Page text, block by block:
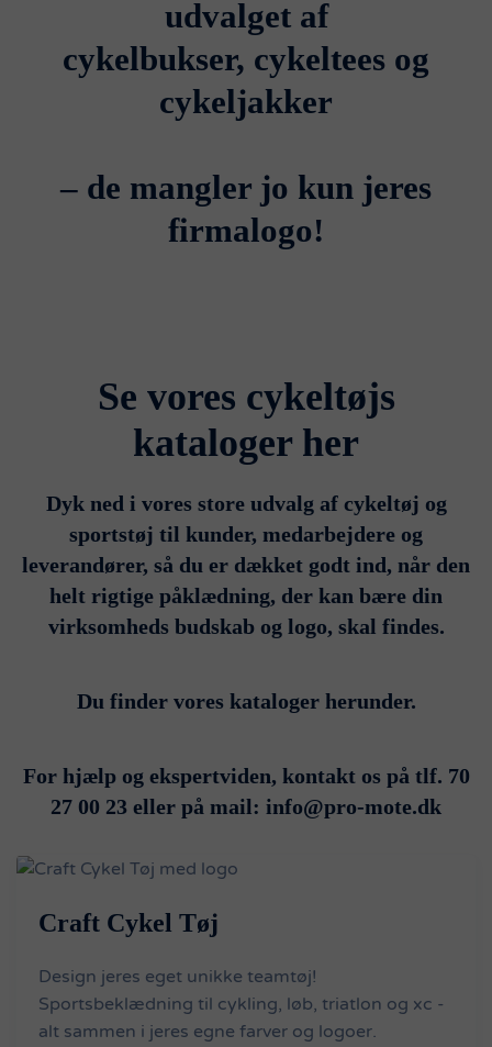
udvalget af
cykelbukser, cykeltees og
cykeljakker
– de mangler jo kun jeres
firmalogo!
Se vores cykeltøjs
kataloger her
Dyk ned i vores store udvalg af cykeltøj og
sportstøj til kunder, medarbejdere og
leverandører, så du er dækket godt ind, når den
helt rigtige påklædning, der kan bære din
virksomheds budskab og logo, skal findes.
Du finder vores kataloger herunder.
For hjælp og ekspertviden, kontakt os på tlf. 70
27 00 23 eller på mail: info@pro-mote.dk
Craft Cykel Tøj
Design jeres eget unikke teamtøj!
Sportsbeklædning til cykling, løb, triatlon og xc -
alt sammen i jeres egne farver og logoer.